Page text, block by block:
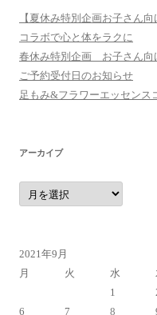
【夏休み特別企画お子さん
コラボで心と体をラクに
春休み特別企画 お子さん向
ご予約受付日のお知らせ
足もみ&フラワーエッセンス
アーカイブ
ア
ー
カ
2021年9月
月
火 水
1
6
7 8